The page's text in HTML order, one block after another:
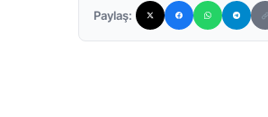
Paylaş: